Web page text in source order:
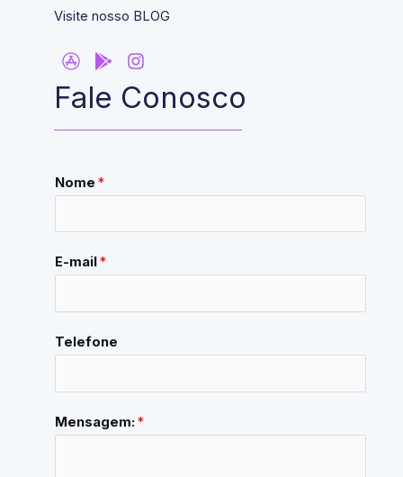
Visite nosso BLOG
Fale Conosco
Nome *
E-mail *
Telefone
Mensagem: *